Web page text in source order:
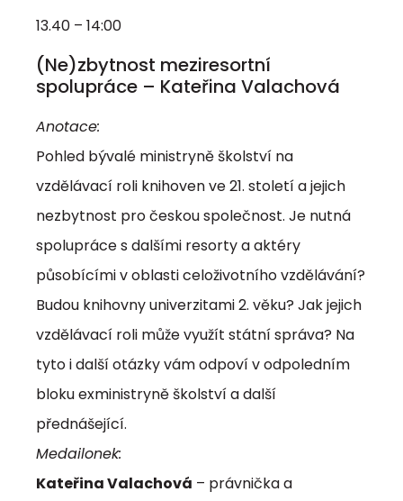
13.40 – 14:00
(Ne)zbytnost meziresortní
spolupráce – Kateřina Valachová
Anotace:
Pohled bývalé ministryně školství na
vzdělávací roli knihoven ve 21. století a jejich
nezbytnost pro českou společnost. Je nutná
spolupráce s dalšími resorty a aktéry
působícími v oblasti celoživotního vzdělávání?
Budou knihovny univerzitami 2. věku? Jak jejich
vzdělávací roli může využít státní správa? Na
tyto i další otázky vám odpoví v odpoledním
bloku exministryně školství a další
přednášející.
Medailonek:
Kateřina Valachová – právnička a